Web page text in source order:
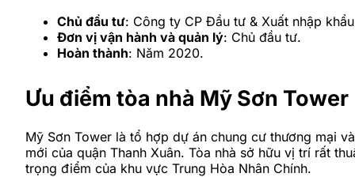
Chủ đầu tư: Công ty CP Đầu tư & Xuất nhập
Đơn vị vận hành và quản lý: Chủ đầu tư.
Hoàn thành: Năm 2020.
Ưu điểm tòa nhà Mỹ Sơn Tower
Mỹ Sơn Tower là tổ hợp dự án chung cư thương mại
mới của quận Thanh Xuân. Tòa nhà sở hữu vị trí rất
trọng điểm của khu vực Trung Hòa Nhân Chính.